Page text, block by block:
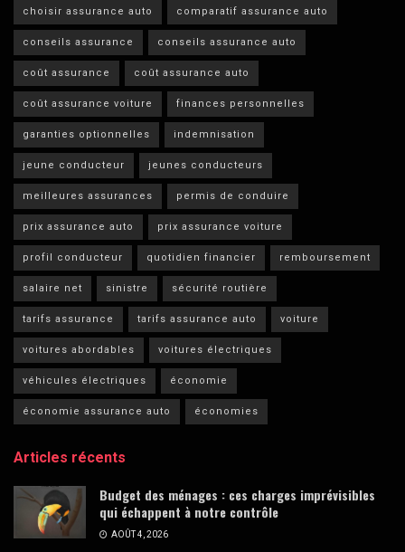
choisir assurance auto comparatif assurance auto
conseils assurance conseils assurance auto
coût assurance coût assurance auto
coût assurance voiture finances personnelles
garanties optionnelles indemnisation
jeune conducteur jeunes conducteurs
meilleures assurances permis de conduire
prix assurance auto prix assurance voiture
profil conducteur quotidien financier remboursement
salaire net sinistre sécurité routière
tarifs assurance tarifs assurance auto voiture
voitures abordables voitures électriques
véhicules électriques économie
économie assurance auto économies
Articles récents
Budget des ménages : ces charges imprévisibles
qui échappent à notre contrôle
AOÛT 4, 2026